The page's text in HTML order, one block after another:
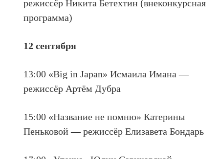
режиссёр Никита Бетехтин (внеконкурсная
программа)
12 сентября
13:00 «Big in Japan» Исмаила Имана —
режиссёр Артём Дубра
15:00 «Название не помню» Катерины
Пеньковой — режиссёр Елизавета Бондарь